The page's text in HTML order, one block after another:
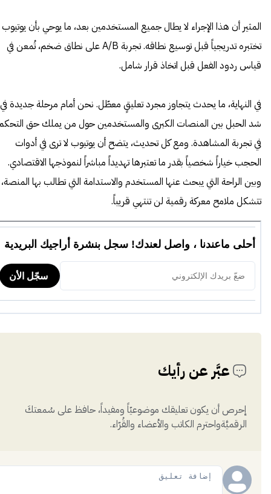
المثير أن هذا الإجراء لا يطال جميع المستخدمين بعد، ما يوحي بأن يوتيوب
تختبره تدريجياً قبل توسيع نطاقه. تجربة A/B على نطاق ضخم، تُمعن في
قياس ردود الفعل قبل اتخاذ قرار شامل.
في النهاية، ما يحدث يتجاوز مجرد تعليقٍ معطّل. نحن أمام مرحلة جديدة في
شد الحبل بين المنصات الكبرى والمستخدمين حول من يملك حق
في تجربة المشاهدة. ومع كل تحديث، يتضح أن يوتيوب لا ترى في أدوات
الحجب خياراً شخصياً بقدر ما تعتبرها تهديداً مباشراً لنموذجها الاقتصادي.
وبين الراحة التي يبحث عنها المستخدم والاستدامة التي تطالب بها المنصة،
تتشكل ملامح معركة رقمية لن تنتهي قريباً.
عبَّر عن رأيك
إحرص أن يكون تعليقك موضوعيّاً ومفيداً، حافظ على سُمعتكَ
الرقميَّةواحترم الكاتب والأعضاء والقُرّاء.